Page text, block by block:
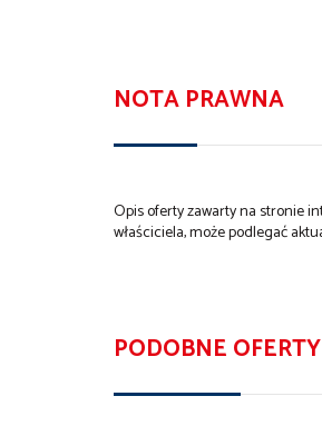
NOTA PRAWNA
Opis oferty zawarty na stronie
właściciela, może podlegać
PODOBNE OFERTY